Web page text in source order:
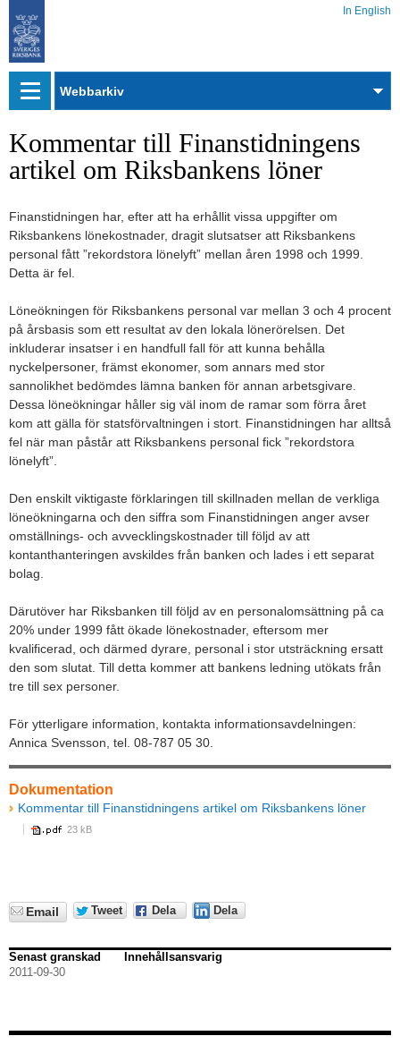
In English
Webbarkiv
Kommentar till Finanstidningens
artikel om Riksbankens löner
Finanstidningen har, efter att ha erhållit vissa uppgifter om
Riksbankens lönekostnader, dragit slutsatser att Riksbankens
personal fått ”rekordstora lönelyft” mellan åren 1998 och 1999.
Detta är fel.
Löneökningen för Riksbankens personal var mellan 3 och 4 procent
på årsbasis som ett resultat av den lokala lönerörelsen. Det
inkluderar insatser i en handfull fall för att kunna behålla
nyckelpersoner, främst ekonomer, som annars med stor
sannolikhet bedömdes lämna banken för annan arbetsgivare.
Dessa löneökningar håller sig väl inom de ramar som förra året
kom att gälla för statsförvaltningen i stort. Finanstidningen har alltså
fel när man påstår att Riksbankens personal fick ”rekordstora
lönelyft”.
Den enskilt viktigaste förklaringen till skillnaden mellan de verkliga
löneökningarna och den siffra som Finanstidningen anger avser
omställnings- och avvecklingskostnader till följd av att
kontanthanteringen avskildes från banken och lades i ett separat
bolag.
Därutöver har Riksbanken till följd av en personalomsättning på ca
20% under 1999 fått ökade lönekostnader, eftersom mer
kvalificerad, och därmed dyrare, personal i stor utsträckning ersatt
den som slutat. Till detta kommer att bankens ledning utökats från
tre till sex personer.
För ytterligare information, kontakta informationsavdelningen:
Annica Svensson, tel. 08-787 05 30.
Dokumentation
Kommentar till Finanstidningens artikel om Riksbankens löner
23 kB
Email Tweet Dela Dela
Senast granskad
2011-09-30
Innehållsansvarig